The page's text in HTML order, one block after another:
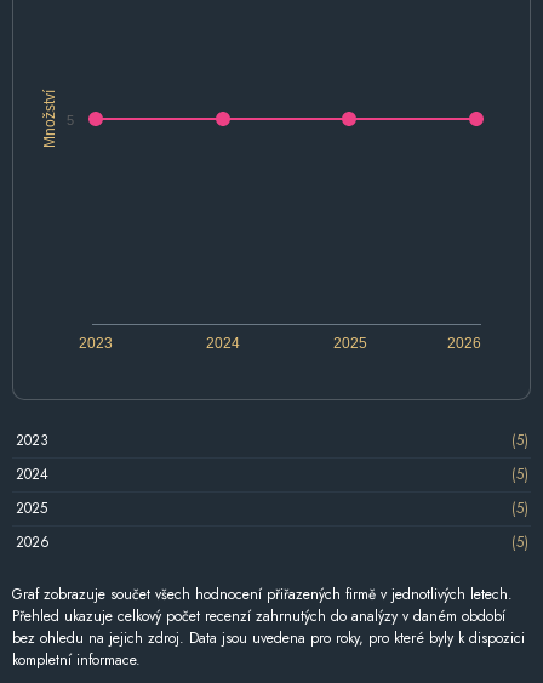
Množství
2024 2026
2023 2025
5
2023
(5)
2024
(5)
2025
(5)
2026
(5)
Graf zobrazuje součet všech hodnocení přiřazených firmě v jednotlivých letech.
Přehled ukazuje celkový počet recenzí zahrnutých do analýzy v daném období
bez ohledu na jejich zdroj. Data jsou uvedena pro roky, pro které byly k dispozici
kompletní informace.